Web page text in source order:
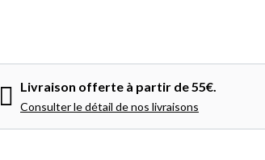
Livraison offerte à partir de 55€.
Consulter le détail de nos livraisons